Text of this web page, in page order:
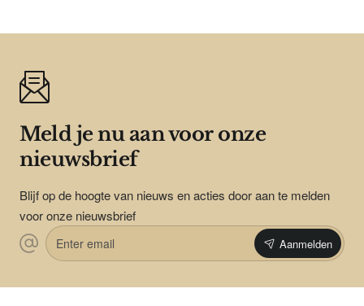
Meld je nu aan voor onze
nieuwsbrief
Blijf op de hoogte van nieuws en acties door aan te melden
voor onze nieuwsbrief
Enter
email
Aanmelden